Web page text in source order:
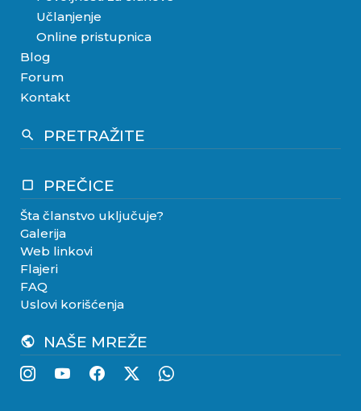
Učlanjenje
Online pristupnica
Blog
Forum
Kontakt
search PRETRAŽITE
crop_square PREČICE
Šta članstvo uključuje?
Galerija
Web linkovi
Flajeri
FAQ
Uslovi korišćenja
public NAŠE MREŽE